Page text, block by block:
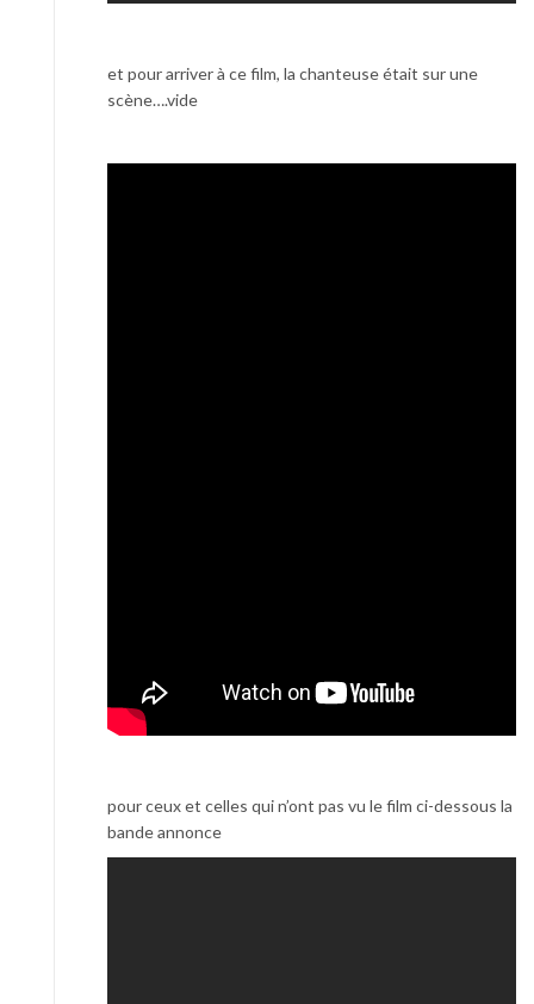
et pour arriver à ce film, la chanteuse était sur une
scène….vide
pour ceux et celles qui n’ont pas vu le film ci-dessous la
bande annonce